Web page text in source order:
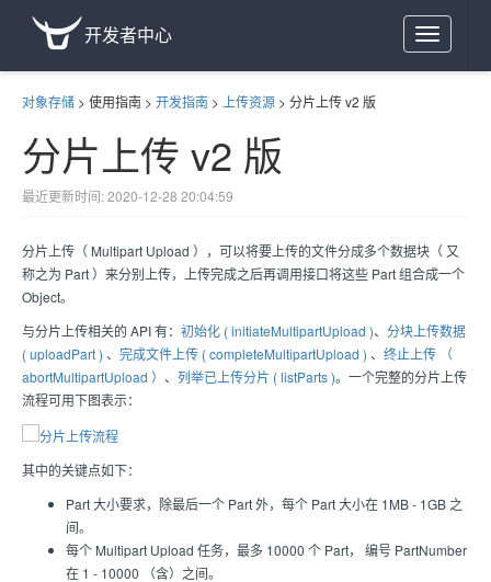
Toggle
navigation
开发者中心
对象存储 > 使用指南 > 开发指南 > 上传资源 > 分片上传 v2 版
分片上传 v2 版
最近更新时间: 2020-12-28 20:04:59
分片上传（ Multipart Upload ），可以将要上传的文件分成多个数据块（ 又
称之为 Part ）来分别上传，上传完成之后再调用接口将这些 Part 组合成一个
Object。
与分片上传相关的 API 有： 初始化 ( initiateMultipartUpload )、 分块上传数据
( uploadPart ) 、 完成文件上传 ( completeMultipartUpload ) 、 终止上传 （
abortMultipartUpload ） 、 列举已上传分片 ( listParts )。一个完整的分片上传
流程可用下图表示：
其中的关键点如下：
Part 大小要求，除最后一个 Part 外，每个 Part 大小在 1MB - 1GB 之
间。
每个 Multipart Upload 任务，最多 10000 个 Part， 编号 PartNumber
在 1 - 10000 （含）之间。